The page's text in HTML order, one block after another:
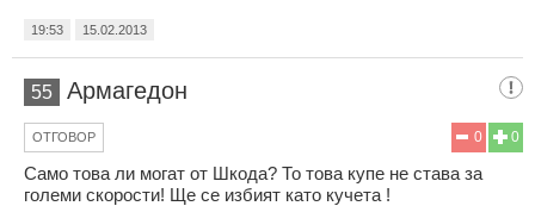
19:53 15.02.2013
55 Армагедон
0
0
ОТГОВОР
Само това ли могат от Шкода? То това купе не става за
големи скорости! Ще се избият като кучета !